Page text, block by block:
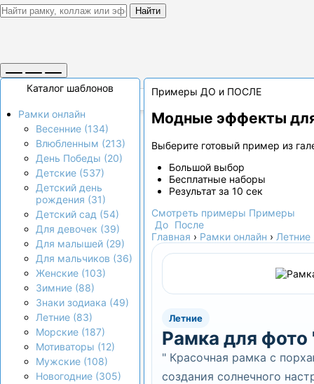
Найти
Каталог шаблонов
Рамки онлайн
Весенние (134)
Влюбленным (213)
День Победы (20)
Детские (537)
Детский день
рождения (31)
Детский сад (54)
Для девочек (39)
Для малышей (29)
Для мальчиков (36)
Женские (103)
Зимние (88)
Знаки зодиака (49)
Летние (83)
Морские (187)
Мотиваторы (12)
Мужские (108)
Новогодние (305)
Примеры ДО и ПОСЛЕ
Модные эффекты
Выберите готовый пример из
Большой выбор
Бесплатные наборы
Результат за 10 сек
Смотреть примеры Примеры
До После
Главная › Рамки онлайн › Летние
Летние
Рамка для
" Красочная рамка с
создания солнечного